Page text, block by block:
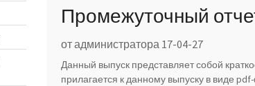
Промежуточный
и ожидалось,
от администратора 17-04-27
Данный выпуск представляет собой
прилагается к данному выпуску в виде